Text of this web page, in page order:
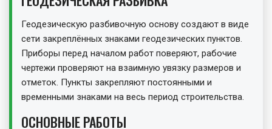
Геодезическую разбивочную основу создают в виде
сети закреплённых знаками геодезических пунктов.
Приборы перед началом работ поверяют, рабочие
чертежи проверяют на взаимную увязку размеров и
отметок. Пункты закрепляют постоянными и
временными знаками на весь период строительства.
ОСНОВНЫЕ РАБОТЫ